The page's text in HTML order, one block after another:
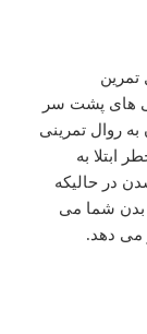
تمرین
های پشت سر
به روال تمرینی
ابتلا به
در حالیکه
بدن شما می
می دهد.